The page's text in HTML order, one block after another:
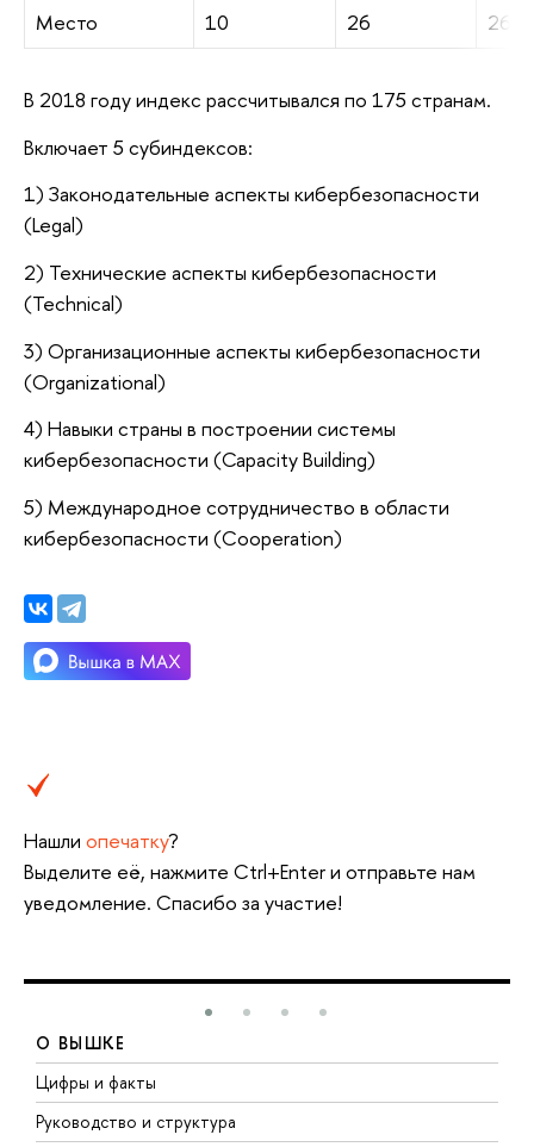
Место
10 26 26
В 2018 году индекс рассчитывался по 175 странам.
Включает 5 субиндексов:
1) Законодательные аспекты кибербезопасности
(Legal)
2) Технические аспекты кибербезопасности
(Technical)
3) Организационные аспекты кибербезопасности
(Organizational)
4) Навыки страны в построении системы
кибербезопасности (Capacity Building)
5) Международное сотрудничество в области
кибербезопасности (Cooperation)
Нашли опечатку?
Выделите её, нажмите Ctrl+Enter и отправьте нам
уведомление. Спасибо за участие!
О ВЫШКЕ
Цифры и факты
Руководство и структура